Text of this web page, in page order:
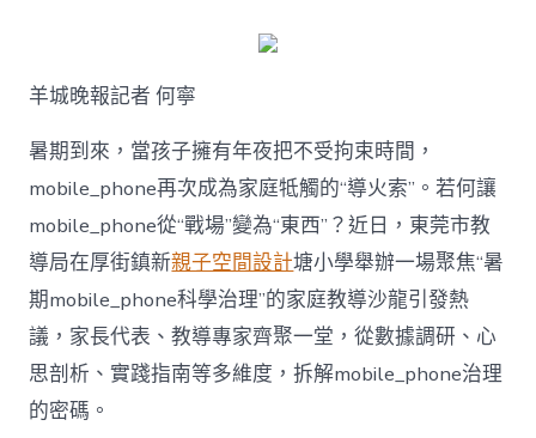
治
理
難
題？
讓
mobilJIUYI
俱
意
空
間
設
羊城晚報記者 何寧
暑期到來，當孩子擁有年夜把不受拘束時間，
mobile_phone再次成為家庭牴觸的“導火索”。若何讓
mobile_phone從“戰場”變為“東西”？近日，東莞市教
導局在厚街鎮新親子空間設計塘小學舉辦一場聚焦“暑
期mobile_phone科學治理”的家庭教導沙龍引發熱
議，家長代表、教導專家齊聚一堂，從數據調研、心
思剖析、實踐指南等多維度，拆解mobile_phone治理
的密碼。